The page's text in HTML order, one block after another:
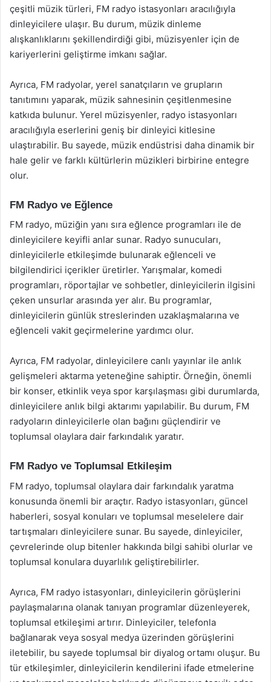
çeşitli müzik türleri, FM radyo istasyonları aracılığıyla
dinleyicilere ulaşır. Bu durum, müzik dinleme
alışkanlıklarını şekillendirdiği gibi, müzisyenler için de
kariyerlerini geliştirme imkanı sağlar.
Ayrıca, FM radyolar, yerel sanatçıların ve grupların
tanıtımını yaparak, müzik sahnesinin çeşitlenmesine
katkıda bulunur. Yerel müzisyenler, radyo istasyonları
aracılığıyla eserlerini geniş bir dinleyici kitlesine
ulaştırabilir. Bu sayede, müzik endüstrisi daha dinamik bir
hale gelir ve farklı kültürlerin müzikleri birbirine entegre
olur.
FM Radyo ve Eğlence
FM radyo, müziğin yanı sıra eğlence programları ile de
dinleyicilere keyifli anlar sunar. Radyo sunucuları,
dinleyicilerle etkileşimde bulunarak eğlenceli ve
bilgilendirici içerikler üretirler. Yarışmalar, komedi
programları, röportajlar ve sohbetler, dinleyicilerin ilgisini
çeken unsurlar arasında yer alır. Bu programlar,
dinleyicilerin günlük streslerinden uzaklaşmalarına ve
eğlenceli vakit geçirmelerine yardımcı olur.
Ayrıca, FM radyolar, dinleyicilere canlı yayınlar ile anlık
gelişmeleri aktarma yeteneğine sahiptir. Örneğin, önemli
bir konser, etkinlik veya spor karşılaşması gibi durumlarda,
dinleyicilere anlık bilgi aktarımı yapılabilir. Bu durum, FM
radyoların dinleyicilerle olan bağını güçlendirir ve
toplumsal olaylara dair farkındalık yaratır.
FM Radyo ve Toplumsal Etkileşim
FM radyo, toplumsal olaylara dair farkındalık yaratma
konusunda önemli bir araçtır. Radyo istasyonları, güncel
haberleri, sosyal konuları ve toplumsal meselelere dair
tartışmaları dinleyicilere sunar. Bu sayede, dinleyiciler,
çevrelerinde olup bitenler hakkında bilgi sahibi olurlar ve
toplumsal konulara duyarlılık geliştirebilirler.
Ayrıca, FM radyo istasyonları, dinleyicilerin görüşlerini
paylaşmalarına olanak tanıyan programlar düzenleyerek,
toplumsal etkileşimi artırır. Dinleyiciler, telefonla
bağlanarak veya sosyal medya üzerinden görüşlerini
iletebilir, bu sayede toplumsal bir diyalog ortamı oluşur. Bu
tür etkileşimler, dinleyicilerin kendilerini ifade etmelerine